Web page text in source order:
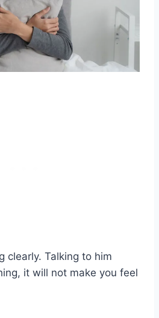
clearly. Talking to him
it will not make you feel